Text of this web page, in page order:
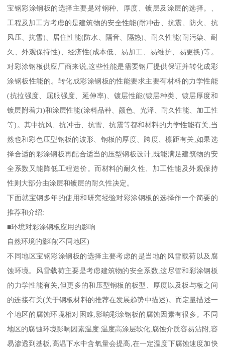
宝钢彩涂钢板的选择主要是对钢种、厚度、镀层及涂层的选择。、
工程及加工方考虑的是建筑物的安全性能(耐冲击、抗震、防火、抗
风压、抗雪)、居住性能(防水、隔音、隔热)、耐久性能(耐污染、耐
久、外观保持性)、经济性(成本低、易加工、易维护、易更换)等。
对彩涂钢板供应厂商来说,这些性能是需要钢厂提供保证并转化成彩
涂钢板性能的。转化成彩涂钢板的性能要求主要有材料的力学性能
(抗拉强度、屈服强度、延伸率)、镀层性能(镀层种类、镀层厚度和
镀层附着力)和涂层性能(涂料品种、颜色、光泽、耐久性能、加工性
等)。其中抗风、抗冲击、抗雪、抗震等都和材料的力学性能有关,当
然也和彩色压型钢板的波形、钢板的厚度、跨度、檩距有关,如果选
择合适的彩涂钢板再配合适当的压型钢板设计,既能满足建筑物的安
全系数又能降低工程造价。而材料的耐久性、加工性能及外观保持
性则大部分由涂层和镀层的耐久性决定。
下面就宝钢多年的使用和研究经验对彩涂钢板的选择作一个简要的
推荐和介绍:
■环境对彩涂钢板应用的影响
自然环境的影响(不同地区)
不同地区宝钢彩涂钢板的选择主要考虑的是当地的风雪载荷以及腐
蚀环境。风雪载荷主要是考虑建筑物的安全系数,这尽管和彩涂钢板
的力学性能有关,但更多的和压型钢板的板型、厚度以及板与板之间
的连接有关(关于钢板材料的推荐在发展趋势中描述)。而定量描述一
个地区的腐蚀环境相对困难,影响彩涂钢板的腐蚀因素有很多。不同
地区的腐蚀环境影响因素温度:温度高涂层软化,腐蚀介质容易沾附,容
易渗透到基板,高温下水中含氧量会提高,在一定温度下腐蚀速度加快